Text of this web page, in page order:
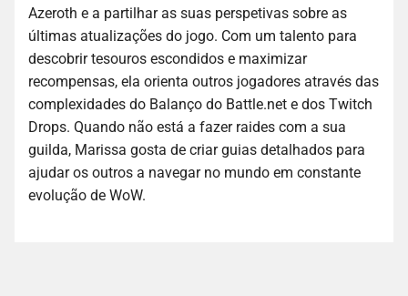
Azeroth e a partilhar as suas perspetivas sobre as
últimas atualizações do jogo. Com um talento para
descobrir tesouros escondidos e maximizar
recompensas, ela orienta outros jogadores através das
complexidades do Balanço do Battle.net e dos Twitch
Drops. Quando não está a fazer raides com a sua
guilda, Marissa gosta de criar guias detalhados para
ajudar os outros a navegar no mundo em constante
evolução de WoW.